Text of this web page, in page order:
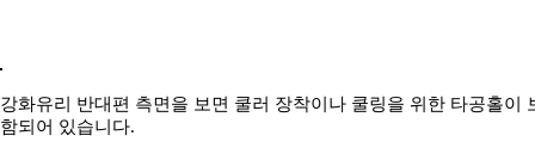
강화유리 반대편 측면을 보면 쿨러 장착이나 쿨링을 위한 타공홀이
함되어 있습니다.